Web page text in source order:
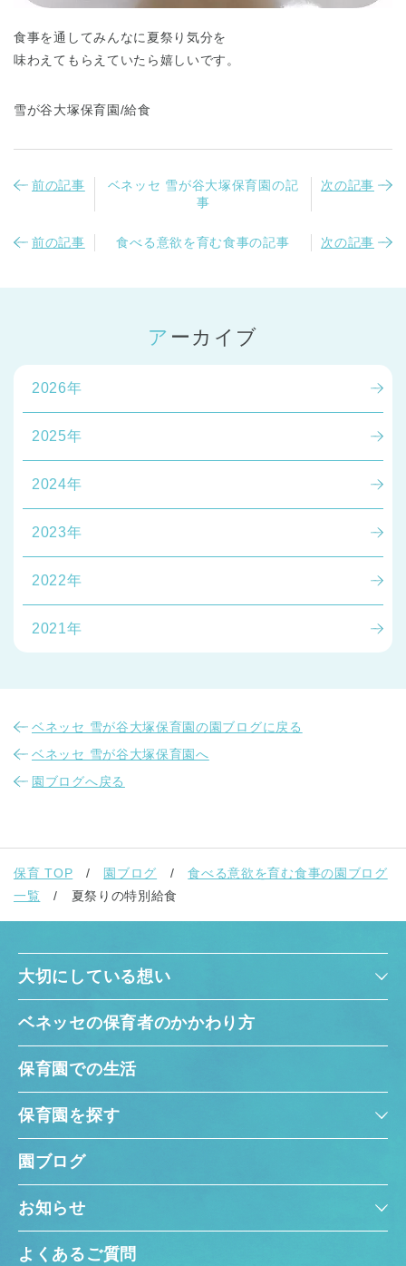
食事を通してみんなに夏祭り気分を
味わえてもらえていたら嬉しいです。
雪が谷大塚保育園/給食
前の記事
ベネッセ 雪が谷大塚保育園の記
事
次の記事
前の記事 食べる意欲を育む食事の記事 次の記事
アーカイブ
2026年
2025年
2024年
2023年
2022年
2021年
ベネッセ 雪が谷大塚保育園の園ブログに戻る
ベネッセ 雪が谷大塚保育園へ
園ブログへ戻る
保育 TOP 園ブログ
食べる意欲を育む食事の園ブログ
一覧
夏祭りの特別給食
大切にしている想い
ベネッセの保育者のかかわり方
保育園での生活
保育園を探す
園ブログ
お知らせ
よくあるご質問